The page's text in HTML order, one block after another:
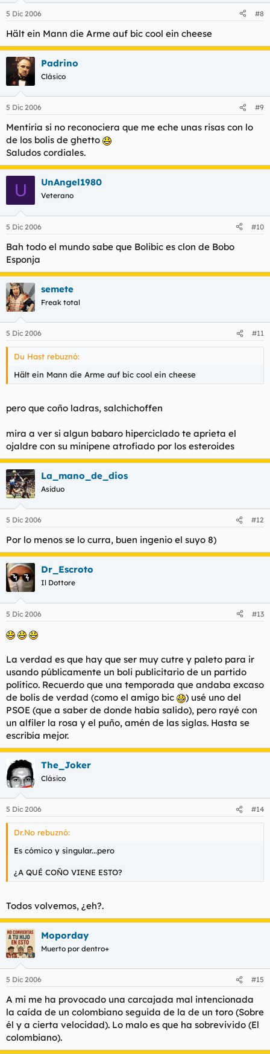
5 Dic 2006 #8
Hält ein Mann die Arme auf bic cool ein cheese
Padrino
Clásico
5 Dic 2006 #9
Mentiria si no reconociera que me eche unas risas con lo
de los bolis de ghetto
Saludos cordiales.
U UnAngel1980
Veterano
5 Dic 2006 #10
Bah todo el mundo sabe que Bolibic es clon de Bobo
Esponja
semete
Freak total
5 Dic 2006 #11
Du Hast rebuznó:
Hält ein Mann die Arme auf bic cool ein cheese
pero que coño ladras, salchichoffen
mira a ver si algun babaro hiperciclado te aprieta el
ojaldre con su minipene atrofiado por los esteroides
La_mano_de_dios
Asiduo
5 Dic 2006 #12
Por lo menos se lo curra, buen ingenio el suyo 8)
Dr_Escroto
Il Dottore
5 Dic 2006 #13
La verdad es que hay que ser muy cutre y paleto para ir
usando públicamente un boli publicitario de un partido
político. Recuerdo que una temporada que andaba excaso
de bolis de verdad (como el amigo bic
) usé uno del
PSOE (que a saber de donde había salido), pero rayé con
un alfiler la rosa y el puño, amén de las siglas. Hasta se
escribía mejor.
The_Joker
Clásico
5 Dic 2006 #14
Dr.No rebuznó:
Es cómico y singular...pero
¿A QUÉ COÑO VIENE ESTO?
Todos volvemos, ¿eh?.
Moporday
Muerto por dentro+
5 Dic 2006 #15
A mi me ha provocado una carcajada mal intencionada
la caída de un colombiano seguida de la de un toro (Sobre
él y a cierta velocidad). Lo malo es que ha sobrevivido (El
colombiano).